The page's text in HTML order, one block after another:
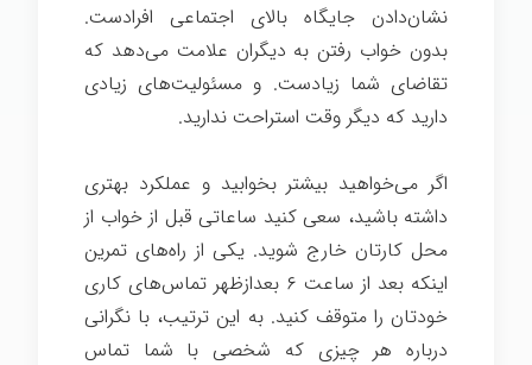
نشان‌دادن جایگاه بالای اجتماعی افرادست.
بدون خواب رفتن به دیگران علامت می‌دهد که
تقاضای شما زیادست. و مسئولیت‌های زیادی
دارید که دیگر وقت استراحت ندارید.
اگر می‌خواهید بیشتر بخوابید و عملکرد بهتری
داشته باشید، سعی کنید ساعاتی قبل از خواب از
محل کارتان خارج شوید. یکی از راه‌های تمرین
اینکه بعد از ساعت ۶ بعدازظهر تماس‌های کاری
خودتان را متوقف کنید. به این ترتیب، با نگرانی
درباره هر چیزی که شخصی با شما تماس